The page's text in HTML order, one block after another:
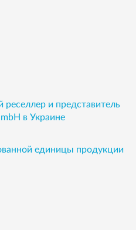
и представитель
в Украине
единицы продукции